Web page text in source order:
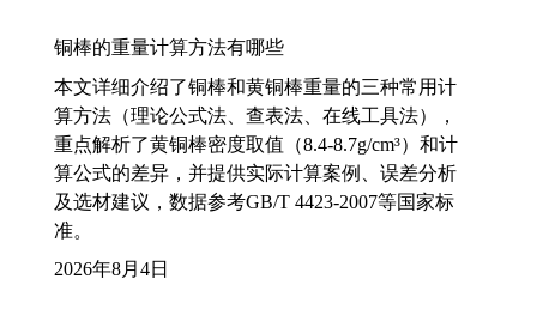
铜棒的重量计算方法有哪些
本文详细介绍了铜棒和黄铜棒重量的三种常用计
算方法（理论公式法、查表法、在线工具法），
重点解析了黄铜棒密度取值（8.4-8.7g/cm³）和计
算公式的差异，并提供实际计算案例、误差分析
及选材建议，数据参考GB/T 4423-2007等国家标
准。
2026年8月4日